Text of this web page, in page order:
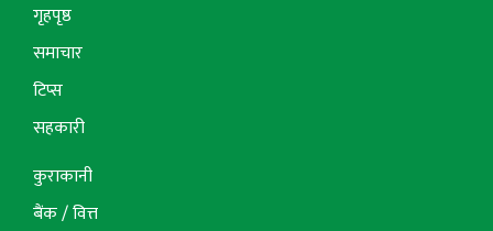
गृहपृष्ठ
समाचार
टिप्स
सहकारी
कुराकानी
बैंक / वित्त